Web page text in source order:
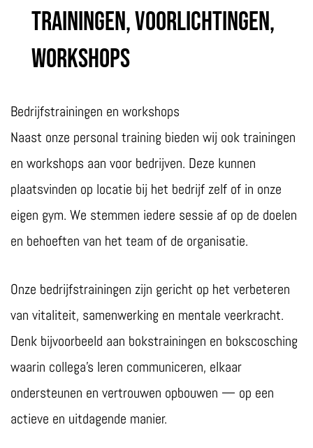
Trainingen, voorlichtingen,
workshops
Bedrijfstrainingen en workshops
Naast onze personal training bieden wij ook trainingen
en workshops aan voor bedrijven. Deze kunnen
plaatsvinden op locatie bij het bedrijf zelf of in onze
eigen gym. We stemmen iedere sessie af op de doelen
en behoeften van het team of de organisatie.
Onze bedrijfstrainingen zijn gericht op het verbeteren
van vitaliteit, samenwerking en mentale veerkracht.
Denk bijvoorbeeld aan bokstrainingen en bokscosching
waarin collega’s leren communiceren, elkaar
ondersteunen en vertrouwen opbouwen — op een
actieve en uitdagende manier.